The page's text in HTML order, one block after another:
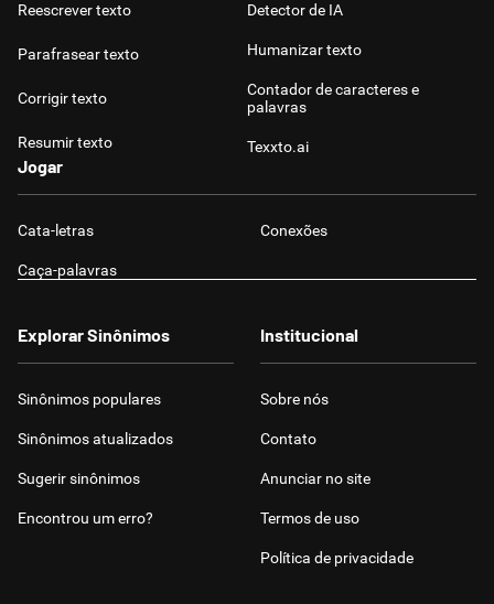
Reescrever texto
Parafrasear texto
Corrigir texto
Resumir texto
Detector de IA
Humanizar texto
Contador de caracteres e
palavras
Texxto.ai
Jogar
Cata-letras Conexões
Caça-palavras
Explorar Sinônimos
Sinônimos populares
Sinônimos atualizados
Sugerir sinônimos
Encontrou um erro?
Institucional
Sobre nós
Contato
Anunciar no site
Termos de uso
Política de privacidade